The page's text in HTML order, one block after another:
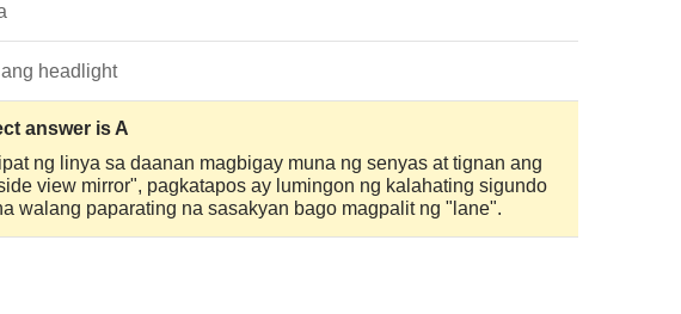
headlight
answer is A
ng linya sa daanan magbigay muna ng senyas at tignan ang
view mirror", pagkatapos ay lumingon ng kalahating sigundo
walang paparating na sasakyan bago magpalit ng "lane".